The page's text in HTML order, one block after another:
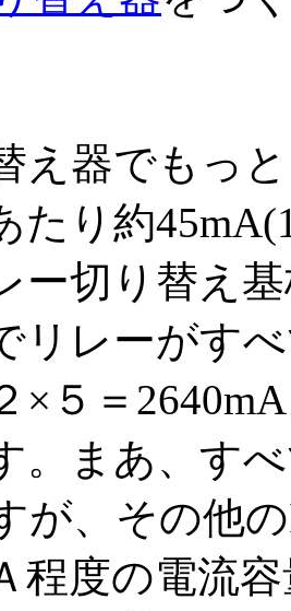
え器でもっ
たり約
ー切り替え
リレーがす
×５＝2640mA
。まあ、す
が、その他
程度の電流